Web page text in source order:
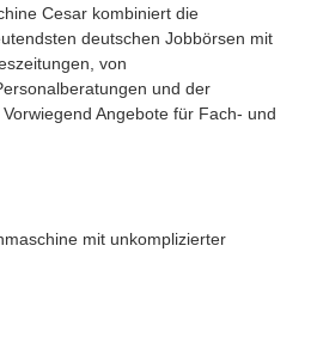
Cesar kombiniert die
deutschen Jobbörsen mit
von
und der
Angebote für Fach- und
mit unkomplizierter